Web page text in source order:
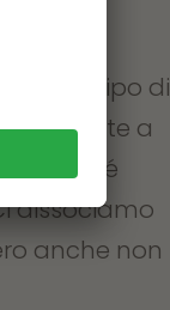
alcun tipo di
collegate a
né
dissociamo
anche non